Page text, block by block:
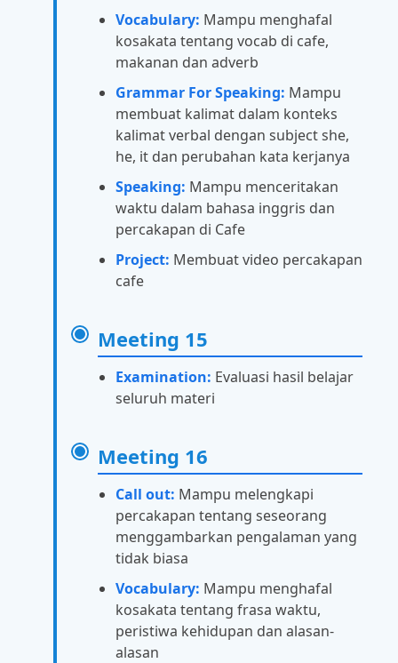
Vocabulary: Mampu menghafal
kosakata tentang vocab di cafe,
makanan dan adverb
Grammar For Speaking: Mampu
membuat kalimat dalam konteks
kalimat verbal dengan subject she,
he, it dan perubahan kata kerjanya
Speaking: Mampu menceritakan
waktu dalam bahasa inggris dan
percakapan di Cafe
Project: Membuat video percakapan
cafe
Meeting 15
Examination: Evaluasi hasil belajar
seluruh materi
Meeting 16
Call out: Mampu melengkapi
percakapan tentang seseorang
menggambarkan pengalaman yang
tidak biasa
Vocabulary: Mampu menghafal
kosakata tentang frasa waktu,
peristiwa kehidupan dan alasan-
alasan